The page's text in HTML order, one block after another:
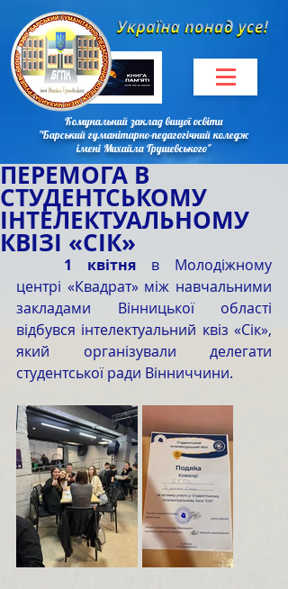
Комунальний заклад вищої освіти
"Барський гуманітарно-педагогічний коледж
імені Михайла Грушевського"
ПЕРЕМОГА В
СТУДЕНТСЬКОМУ
ІНТЕЛЕКТУАЛЬНОМУ
КВІЗІ «СІК»
1 квітня в Молодіжному
центрі «Квадрат» між навчальними
закладами Вінницької області
відбувся інтелектуальний квіз «Сік»,
який організували делегати
студентської ради Вінниччини.